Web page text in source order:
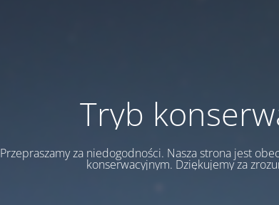
Tryb
Przepraszamy za niedogodności. Nasza strona jest
konserwacyjnym. Dziękujemy za